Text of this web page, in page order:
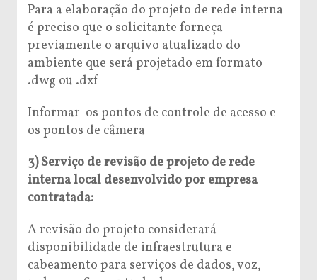
Para a elaboração do projeto de rede interna
é preciso que o solicitante forneça
previamente o arquivo atualizado do
ambiente que será projetado em formato
.dwg ou .dxf
Informar os pontos de controle de acesso e
os pontos de câmera
3) Serviço de revisão de projeto de rede
interna local desenvolvido por empresa
contratada:
A revisão do projeto considerará
disponibilidade de infraestrutura e
cabeamento para serviços de dados, voz,